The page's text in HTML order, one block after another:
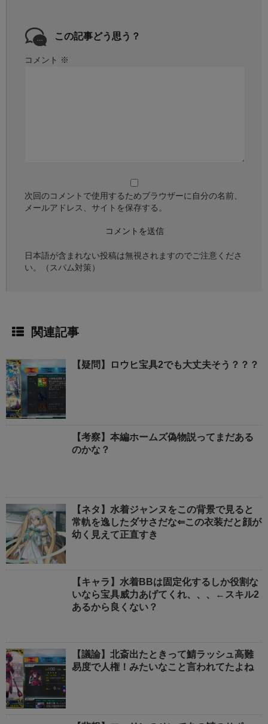
この記事どう思う？
コメント ※
次回のコメントで使用するためブラウザーに自分の名前、
メールアドレス、サイトを保存する。
日本語が含まれない投稿は無視されますのでご注意くださ
い。（スパム対策）
関連記事
【疑問】ロウヒ宝具2でも大丈夫そう？？？
【考察】本編ホームズ偽物説ってまだある
のかな？
【ネタ】水着ジャンヌをこの背景で見ると
常軌を逸したダサさだな⇐この衣装だと顔が
幼く見えて正直すき
【キャラ】水着BBは固定化するしか役割な
いなら宝具威力あげてくれ、、、←スキル2
あるから良くない？
【議論】北斎出たときって鯖ラッシュ高難
易度で人権！みたいなこと言われてたよね